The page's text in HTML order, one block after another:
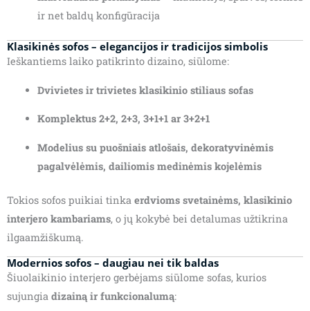
ir net baldų konfigūracija
Klasikinės sofos – elegancijos ir tradicijos simbolis
Ieškantiems laiko patikrinto dizaino, siūlome:
Dvivietes ir trivietes klasikinio stiliaus sofas
Komplektus 2+2, 2+3, 3+1+1 ar 3+2+1
Modelius su puošniais atlošais, dekoratyvinėmis
pagalvėlėmis, dailiomis medinėmis kojelėmis
Tokios sofos puikiai tinka erdvioms svetainėms, klasikinio
interjero kambariams, o jų kokybė bei detalumas užtikrina
ilgaamžiškumą.
Modernios sofos – daugiau nei tik baldas
Šiuolaikinio interjero gerbėjams siūlome sofas, kurios
sujungia dizainą ir funkcionalumą: